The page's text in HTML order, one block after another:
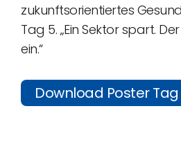
zukunftsorientiertes
Tag 5. „Ein Sektor spart.
ein.“
Download Poster